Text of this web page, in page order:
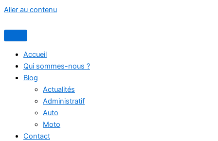
Aller au contenu
Accueil
Qui sommes-nous ?
Blog
Actualités
Administratif
Auto
Moto
Contact